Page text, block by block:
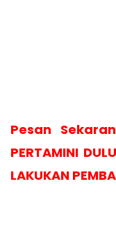
Pesan
PERTAMINI
LAKUKAN